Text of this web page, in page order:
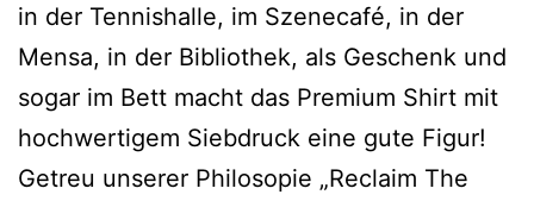
in der Tennishalle, im Szenecafé, in der
Mensa, in der Bibliothek, als Geschenk und
sogar im Bett macht das Premium Shirt mit
hochwertigem Siebdruck eine gute Figur!
Getreu unserer Philosopie „Reclaim The